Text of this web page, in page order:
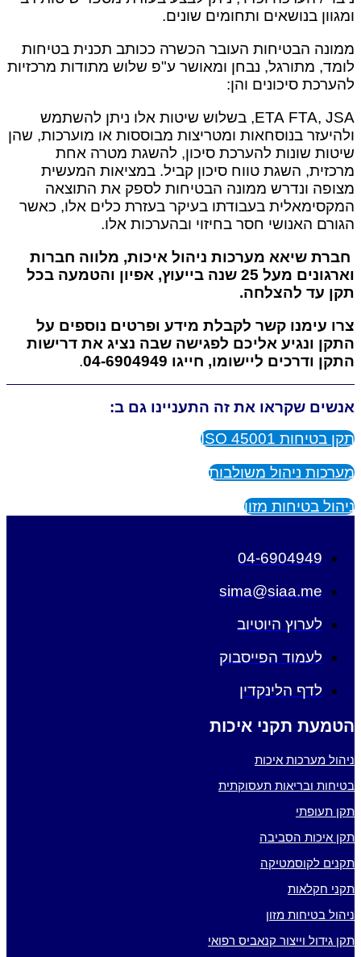
ומגוון בנושאים ותחומים שונים.
ממונה הבטיחות העובר הכשרה ככותב תכנית בטיחות
לומד, מתורגל, נבחן ומאושר ע"פ שלוש מתודות מרכזיות
להערכת סיכונים והן:
ETA FTA, JSA, בשלוש שיטות אלו ניתן להשתמש
ולהיעזר בנוסחאות ומטריצות מבוססות או מוערכות, שהן
שיטות שונות להערכת סיכון, להשגת מטרה אחת
מרכזית, השגת טווח סיכון קביל. במציאות המעשית
מצופה ונדרש ממונה הבטיחות לספק את התוצאה
המקסימאלית בעבודתו בעיקר בעזרת כלים אלו, כאשר
הגורם האנושי חסר בחיזוי ובהערכות אלו.
חברת שיאא מערכות ניהול איכות, מלווה חברות
וארגונים מעל 25 שנה בייעוץ, אפיון והטמעה בכל
תקן עד להצלחה.
צרו עימנו קשר לקבלת מידע ופרטים נוספים על
התקן ונגיע אליכם לפגישה שבה נציג את דרישות
התקן ודרכים ליישומו, חייגו 04-6904949
.
אנשים שקראו את זה התעניינו גם ב:
תקן בטיחות ISO 45001
מערכות ניהול משולבות
ניהול בטיחות מזון
04-6904949
sima@siaa.me
לערוץ היוטיוב
לעמוד הפייסבוק
לדף הלינקדין
הטמעת תקני איכות
ניהול מערכות איכות
בטיחות ובריאות תעסוקתית
תקן תעופתי
תקן איכות הסביבה
תקנים לקוסמטיקה
תקני חקלאות
ניהול בטיחות מזון
תקן גידול וייצור קנאביס רפואי